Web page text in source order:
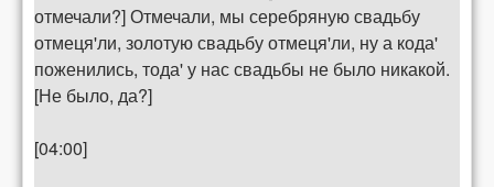
отмечали?] Отмечали, мы серебряную свадьбу
отмеця'ли, золотую свадьбу отмеця'ли, ну а кода'
поженились, тода' у нас свадьбы не было никакой.
[Не было, да?]
[04:00]